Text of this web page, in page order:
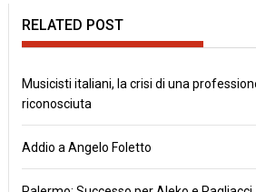
RELATED POST
Musicisti italiani, la crisi di una
riconosciuta
Addio a Angelo Foletto